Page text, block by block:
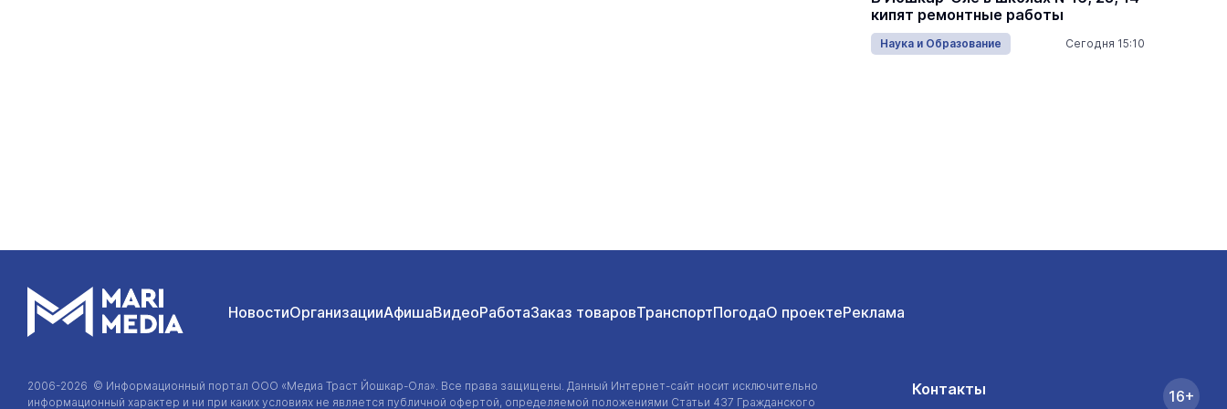
кипят ремонтные работы
Наука и Образование Сегодня 15:10
НовостиОрганизацииАфишаВидеоРаботаЗаказ товаровТранспортПогодаО проектеРеклама
2006-2026 © Информационный портал ООО «Медиа Траст Йошкар-Ола». Все права защищены. Данный Интернет-сайт носит исключительно
информационный характер и ни при каких условиях не является публичной офертой, определяемой положениями Статьи 437 Гражданского
Контакты 16+